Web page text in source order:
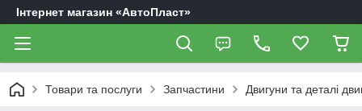
Інтернет магазин «АвтоПласт»
Товари та послуги Запчастини Двигуни та деталі